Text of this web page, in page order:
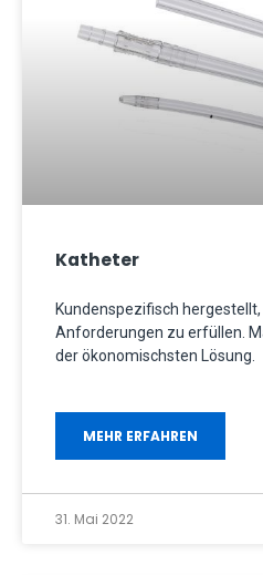
Katheter
Kundenspezifisch
Anforderungen zu erfüllen.
der ökonomischsten Lösung.
MEHR ERFAHREN
31. Mai 2022